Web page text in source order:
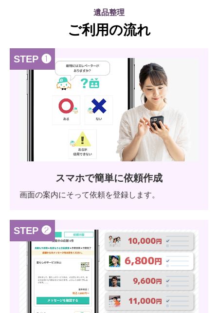
遺品整理
ご利用の流れ
STEP ❶
スマホで簡単に依頼作成
画面の案内にそって依頼を登録します。
STEP ❷